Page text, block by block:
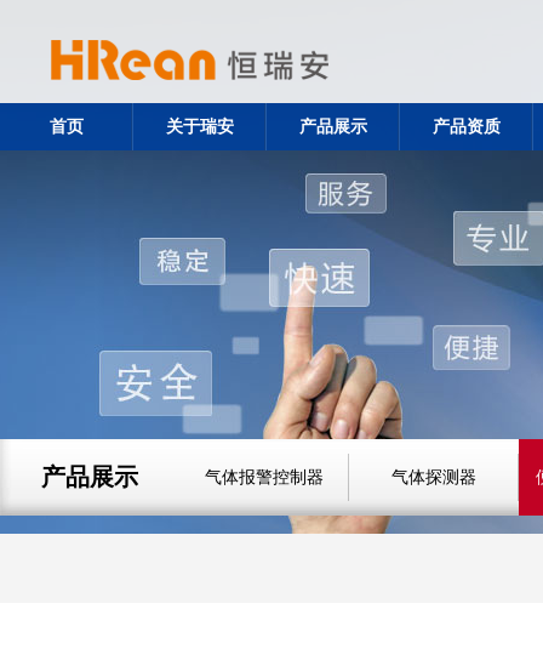
首页 关于瑞安 产品展示 产品资质
产品展示 气体报警控制器 气体探测器